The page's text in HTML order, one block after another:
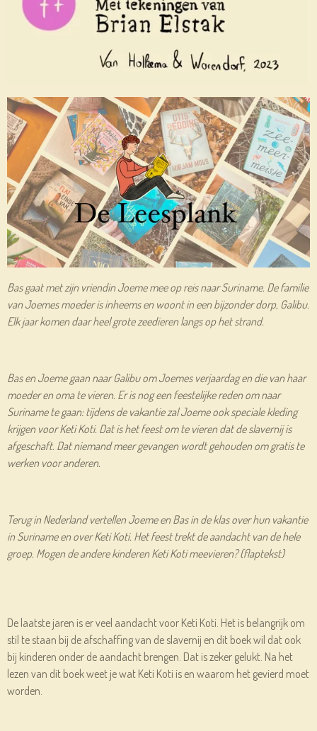
Bas gaat met zijn vriendin Joeme mee op reis naar Suriname. De familie
van Joemes moeder is inheems en woont in een bijzonder dorp, Galibu.
Elk jaar komen daar heel grote zeedieren langs op het strand.
Bas en Joeme gaan naar Galibu om Joemes verjaardag en die van haar
moeder en oma te vieren. Er is nog een feestelijke reden om naar
Suriname te gaan: tijdens de vakantie zal Joeme ook speciale kleding
krijgen voor Keti Koti. Dat is het feest om te vieren dat de slavernij is
afgeschaft. Dat niemand meer gevangen wordt gehouden om gratis te
werken voor anderen.
Terug in Nederland vertellen Joeme en Bas in de klas over hun vakantie
in Suriname en over Keti Koti. Het feest trekt de aandacht van de hele
groep. Mogen de andere kinderen Keti Koti meevieren? (flaptekst)
De laatste jaren is er veel aandacht voor Keti Koti. Het is belangrijk om
stil te staan bij de afschaffing van de slavernij en dit boek wil dat ook
bij kinderen onder de aandacht brengen. Dat is zeker gelukt. Na het
lezen van dit boek weet je wat Keti Koti is en waarom het gevierd moet
worden.